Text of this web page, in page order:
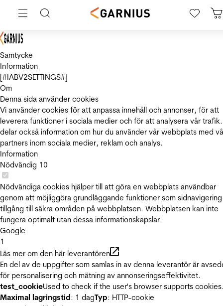
Samtycke
Information
[#IABV2SETTINGS#]
Om
Denna sida använder cookies
Vi använder cookies för att anpassa innehåll och annonser, för att
leverera funktioner i sociala medier och för att analysera vår
delar också information om hur du använder vår webbplats med
partners inom sociala medier, reklam och analys.
Information
Nödvändig 10
Nödvändiga cookies hjälper till att göra en webbplats användbar
genom att möjliggöra grundläggande funktioner som
tillgång till säkra områden på webbplatsen. Webbplatsen kan inte
fungera optimalt utan dessa informationskapslar.
Google
1
Läs mer om den här leverantören
En del av de uppgifter som samlas in av denna leverantör är
för personalisering och mätning av annonseringseffektivitet.
test_cookieUsed to check if the user's browser supports
Maximal lagringstid: 1 dagTyp: HTTP-cookie